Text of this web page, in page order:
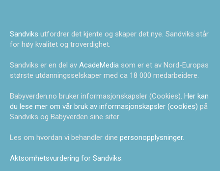
Sandviks utfordrer det kjente og skaper det nye. Sandviks står
for høy kvalitet og troverdighet.
Sandviks er en del av AcadeMedia som er et av Nord-Europas
største utdanningsselskaper med ca 18 000 medarbeidere.
Babyverden.no bruker informasjonskapsler (Cookies). Her kan
du lese mer om vår bruk av informasjonskapsler (cookies) på
Sandviks og Babyverden sine siter.
Les om hvordan vi behandler dine personopplysninger.
Aktsomhetsvurdering for Sandviks.